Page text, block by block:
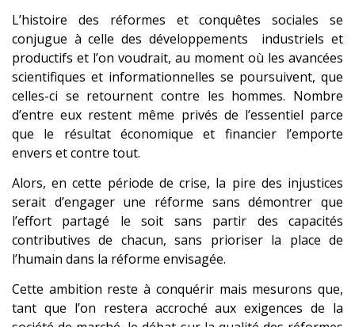
L’histoire des réformes et conquêtes sociales se
conjugue à celle des développements industriels et
productifs et l’on voudrait, au moment où les avancées
scientifiques et informationnelles se poursuivent, que
celles-ci se retournent contre les hommes. Nombre
d’entre eux restent même privés de l’essentiel parce
que le résultat économique et financier l’emporte
envers et contre tout.
Alors, en cette période de crise, la pire des injustices
serait d’engager une réforme sans démontrer que
l’effort partagé le soit sans partir des capacités
contributives de chacun, sans prioriser la place de
l’humain dans la réforme envisagée.
Cette ambition reste à conquérir mais mesurons que,
tant que l’on restera accroché aux exigences de la